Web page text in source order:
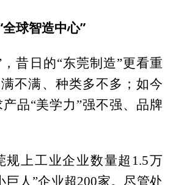
球智造中心”
昔日的“东莞制造”更看重
不满、种类多不多；如今
品“美学力”强不强、品牌
规上工业企业数量超1.5万
巨人”企业超200家。尽管处